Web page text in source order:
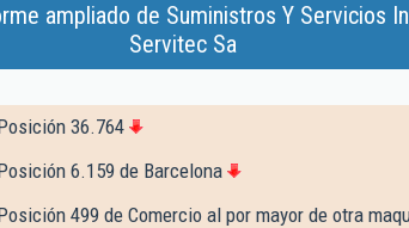
ampliado de Suministros Y Servicios
Servitec Sa
36.764
6.159 de Barcelona
499 de Comercio al por mayor de otra